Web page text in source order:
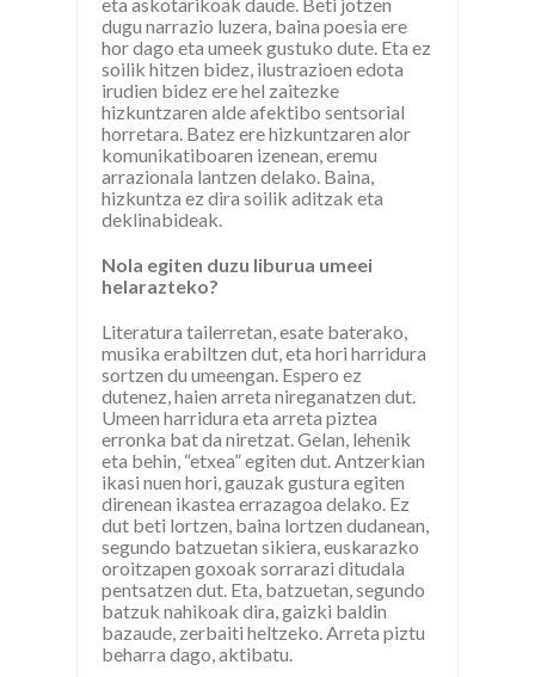
eta askotarikoak daude. Beti jotzen
dugu narrazio luzera, baina poesia ere
hor dago eta umeek gustuko dute. Eta ez
soilik hitzen bidez, ilustrazioen edota
irudien bidez ere hel zaitezke
hizkuntzaren alde afektibo sentsorial
horretara. Batez ere hizkuntzaren alor
komunikatiboaren izenean, eremu
arrazionala lantzen delako. Baina,
hizkuntza ez dira soilik aditzak eta
deklinabideak.
Nola egiten duzu liburua umeei
helarazteko?
Literatura tailerretan, esate baterako,
musika erabiltzen dut, eta hori harridura
sortzen du umeengan. Espero ez
dutenez, haien arreta nireganatzen dut.
Umeen harridura eta arreta piztea
erronka bat da niretzat. Gelan, lehenik
eta behin, “etxea” egiten dut. Antzerkian
ikasi nuen hori, gauzak gustura egiten
direnean ikastea errazagoa delako. Ez
dut beti lortzen, baina lortzen dudanean,
segundo batzuetan sikiera, euskarazko
oroitzapen goxoak sorrarazi ditudala
pentsatzen dut. Eta, batzuetan, segundo
batzuk nahikoak dira, gaizki baldin
bazaude, zerbaiti heltzeko. Arreta piztu
beharra dago, aktibatu.